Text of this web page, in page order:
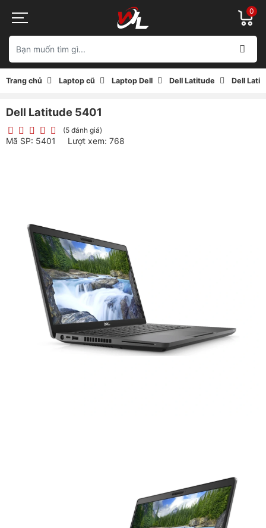
0
Trang chủ Laptop cũ Laptop Dell Dell Latitude Dell
Dell Latitude 5401
(5 đánh giá)
Mã SP: 5401 Lượt xem: 768